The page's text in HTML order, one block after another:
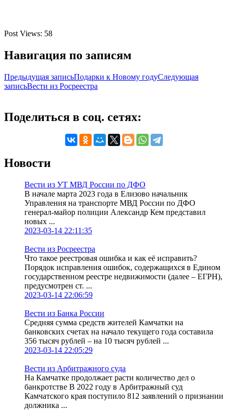
Post Views: 58
Навигация по записям
Предыдущая записьПодарки к Новому годуСледующая
записьВести из Росреестра
Поделиться в соц. сетях:
Новости
Вести из УТ МВД России по ДФО
В начале марта 2023 года в Елизово начальник
Управления на транспорте МВД России по ДФО
генерал-майор полиции Александр Кем представил
новых ...
2023-03-14 22:11:35
Вести из Росреестра
Что такое реестровая ошибка и как её исправить?
Порядок исправления ошибок, содержащихся в Едином
государственном реестре недвижимости (далее – ЕГРН),
предусмотрен ст. ...
2023-03-14 22:06:59
Вести из Банка России
Средняя сумма средств жителей Камчатки на
банковских счетах на начало текущего года составила
356 тысяч рублей – на 10 тысяч рублей ...
2023-03-14 22:05:29
Вести из Арбитражного суда
На Камчатке продолжает расти количество дел о
банкротстве В 2022 году в Арбитражный суд
Камчатского края поступило 812 заявлений о признании
должника ...